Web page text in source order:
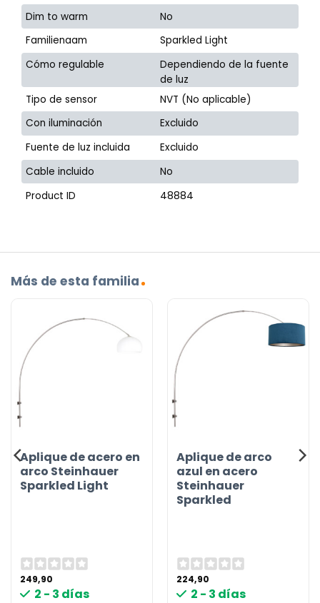
Dim to warm
No
Familienaam
Sparkled Light
Cómo regulable
Dependiendo de la fuente
de luz
Tipo de sensor
NVT (No aplicable)
Con iluminación
Excluido
Fuente de luz incluida
Excluido
Cable incluido
No
Product ID
48884
Más de esta familia
Aplique de acero en
arco Steinhauer
Sparkled Light
249,90
2 - 3 días
Aplique de arco
azul en acero
Steinhauer
Sparkled
224,90
2 - 3 días